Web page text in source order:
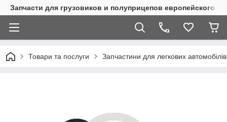
Запчасти для грузовиков и полуприцепов европейского
Товари та послуги Запчастини для легкових автомобілів